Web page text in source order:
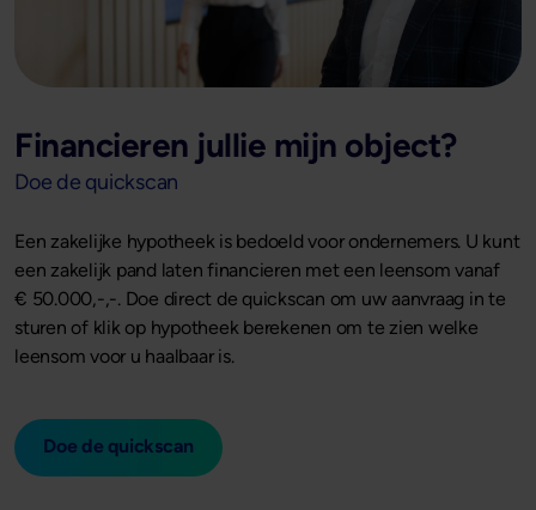
Financieren jullie mijn object?
Doe de quickscan
Een zakelijke hypotheek is bedoeld voor ondernemers. U kunt
een zakelijk pand laten financieren met een leensom vanaf
€ 50.000,-,-. Doe direct de quickscan om uw aanvraag in te
sturen of klik op hypotheek berekenen om te zien welke
leensom voor u haalbaar is.
Doe de quickscan